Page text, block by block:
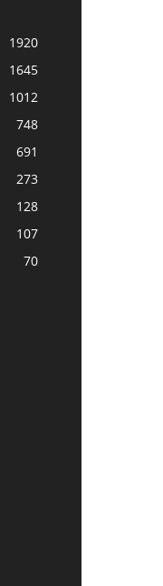
1920
1645
1012
748
691
273
128
107
70